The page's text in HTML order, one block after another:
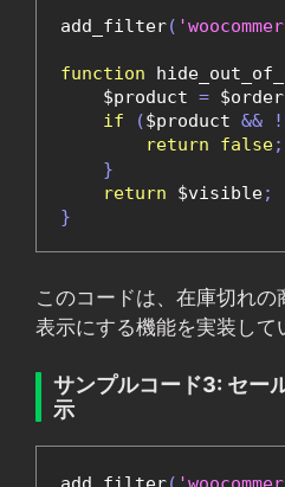
add_filter(
function
    $product
= $order
if
($product && !
return
false;
}
return $visible;
}
このコードは、在庫切れ
表示にする機能を実装して
サンプルコード3: セー
示